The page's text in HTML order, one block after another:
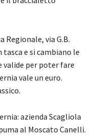
Regionale, via G.B.
e si cambiano le
valide per poter fare
vale un euro.
azienda Scagliola
al Moscato Canelli.